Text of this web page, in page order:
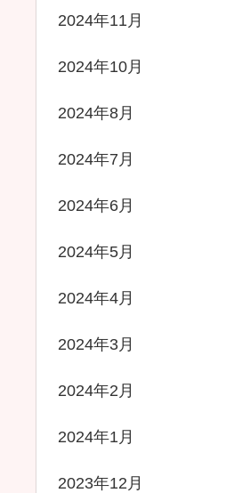
2024年11月
2024年10月
2024年8月
2024年7月
2024年6月
2024年5月
2024年4月
2024年3月
2024年2月
2024年1月
2023年12月